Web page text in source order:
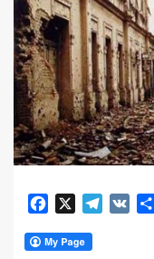
Facebook Telegram
VK